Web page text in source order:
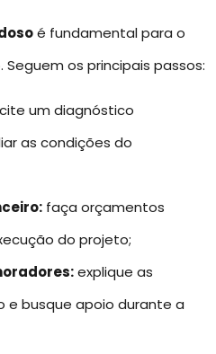
é fundamental para o
os principais passos:
um diagnóstico
as condições do
faça orçamentos
do projeto;
explique as
e busque apoio durante a